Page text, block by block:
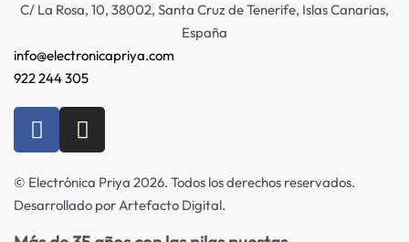
C/ La Rosa, 10, 38002, Santa Cruz de Tenerife, Islas Canarias,
España
info@electronicapriya.com
922 244 305
© Electrónica Priya 2026. Todos los derechos reservados.
Desarrollado por Artefacto Digital.